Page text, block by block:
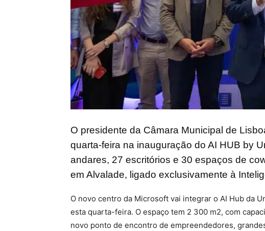
O presidente da Câmara Municipal de
quarta-feira na inauguração do AI HUB by
andares, 27 escritórios e 30 espaços de
em Alvalade, ligado exclusivamente à
O novo centro da Microsoft vai integrar o AI Hub da
esta quarta-feira. O espaço tem 2 300 m2, com
novo ponto de encontro de empreendedores,